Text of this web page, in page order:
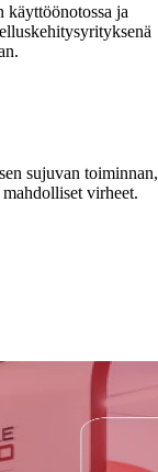
käyttöönotossa ja
sujuvan toiminnan,
virheet.